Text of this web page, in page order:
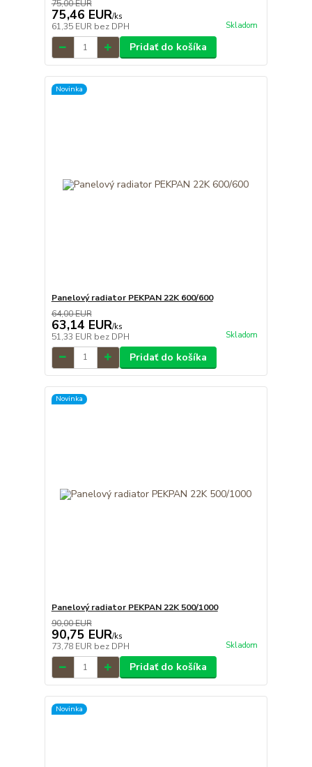
75,00 EUR
75,46 EUR/ks
61,35 EUR bez DPH Skladom
Pridať do košíka
Novinka
Panelový radiator PEKPAN 22K 600/600
64,00 EUR
63,14 EUR/ks
51,33 EUR bez DPH Skladom
Pridať do košíka
Novinka
Panelový radiator PEKPAN 22K 500/1000
90,00 EUR
90,75 EUR/ks
73,78 EUR bez DPH Skladom
Pridať do košíka
Novinka